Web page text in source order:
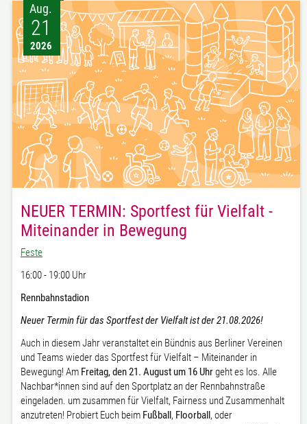
Aug.
21
2026
NEUER TERMIN: Sportfest für Vielfalt -
Miteinander in Bewegung
Feste
16:00 - 19:00 Uhr
Rennbahnstadion
Neuer Termin für das Sportfest der Vielfalt ist der 21.08.2026!
Auch in diesem Jahr veranstaltet ein Bündnis aus Berliner Vereinen
und Teams wieder das Sportfest für Vielfalt – Miteinander in
Bewegung! Am Freitag, den 21. August um 16 Uhrgeht es los. Alle
Nachbar*innen sind auf den Sportplatz an der Rennbahnstraße
eingeladen. um zusammen für Vielfalt, Fairness und Zusammenhalt
anzutreten! Probiert Euch beim Fußball, Floorball, oder